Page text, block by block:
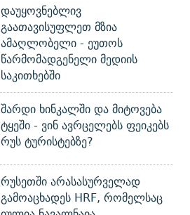
დაუყოვნებლივ
გაათავისუფლეთ მზია
ამაღლობელი - ეუთოს
წარმომადგენელი მედიის
საკითხებში
შარდი ხინკალში და მიტოვება
ტყეში - ვინ ავრცელებს ფეიკებს
რუს ტურისტებზე?
რუსეთში არასასურველად
გამოაცხადეს HRF, რომელსაც